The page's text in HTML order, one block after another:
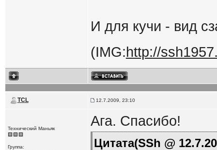
И для кучи - вид
(IMG:http://
TCL 12.7.2009, 23:10
Технический Маньяк
Группа:
Ага. Спасибо!
Цитата(SSh @